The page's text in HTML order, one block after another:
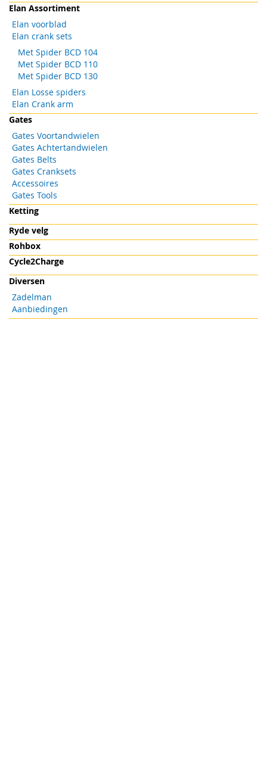
Elan Assortiment
Elan voorblad
Elan crank sets
Met Spider BCD 104
Met Spider BCD 110
Met Spider BCD 130
Elan Losse spiders
Elan Crank arm
Gates
Gates Voortandwielen
Gates Achtertandwielen
Gates Belts
Gates Cranksets
Accessoires
Gates Tools
Ketting
Ryde velg
Rohbox
Cycle2Charge
Diversen
Zadelman
Aanbiedingen